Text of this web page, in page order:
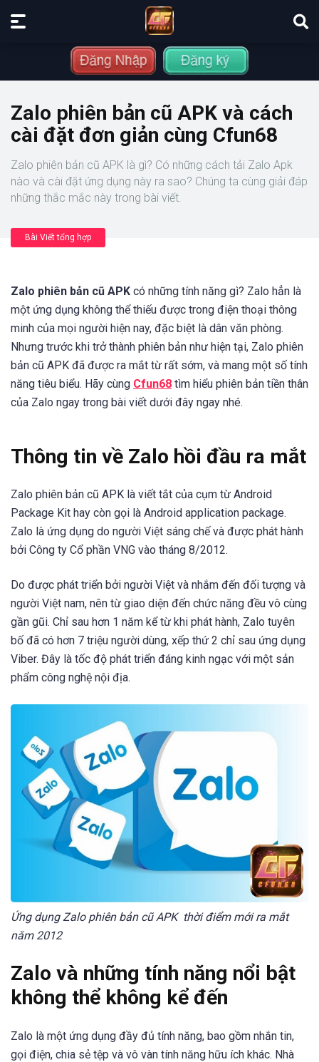
Zalo phiên bản cũ APK và cách
cài đặt đơn giản cùng Cfun68
Zalo phiên bản cũ APK là gì? Có những cách tải Zalo Apk
nào và cài đặt ứng dụng này ra sao? Chúng ta cùng giải đáp
những thắc mắc này trong bài viết.
Bài Viết tổng hợp
Zalo phiên bản cũ APK có những tính năng gì? Zalo hẳn là
một ứng dụng không thể thiếu được trong điện thoại thông
minh của mọi người hiện nay, đặc biệt là dân văn phòng.
Nhưng trước khi trở thành phiên bản như hiện tại, Zalo phiên
bản cũ APK đã được ra mắt từ rất sớm, và mang một số tính
năng tiêu biểu. Hãy cùng Cfun68 tìm hiểu phiên bản tiền thân
của Zalo ngay trong bài viết dưới đây ngay nhé.
Thông tin về Zalo hồi đầu ra mắt
Zalo phiên bản cũ APK là viết tắt của cụm từ Android
Package Kit hay còn gọi là Android application package.
Zalo là ứng dụng do người Việt sáng chế và được phát hành
bởi Công ty Cổ phần VNG vào tháng 8/2012.
Do được phát triển bởi người Việt và nhắm đến đối tượng và
người Việt nam, nên từ giao diện đến chức năng đều vô cùng
gần gũi. Chỉ sau hơn 1 năm kể từ khi phát hành, Zalo tuyên
bố đã có hơn 7 triệu người dùng, xếp thứ 2 chỉ sau ứng dụng
Viber. Đây là tốc độ phát triển đáng kinh ngạc với một sản
phẩm công nghệ nội địa.
Ứng dụng Zalo phiên bản cũ APK thời điểm mới ra mắt
năm 2012
Zalo và những tính năng nổi bật
không thể không kể đến
Zalo là một ứng dụng đầy đủ tính năng, bao gồm nhắn tin,
gọi điện, chia sẻ tệp và vô vàn tính năng hữu ích khác. Nhà